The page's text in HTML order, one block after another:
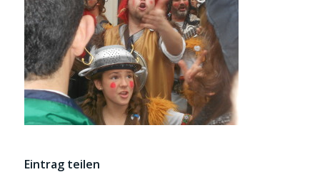
Eintrag teilen